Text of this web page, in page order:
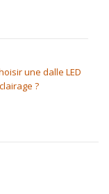
une dalle LED
?